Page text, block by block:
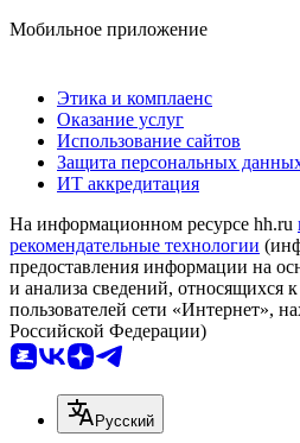
Мобильное приложение
Этика и комплаенс
Оказание услуг
Использование сайтов
Защита персональных
ИТ аккредитация
На информационном ресурсе hh.ru
рекомендательные технологии
предоставления информации на
и анализа сведений, относящихся
пользователей сети «Интернет»,
Российской Федерации)
Русский